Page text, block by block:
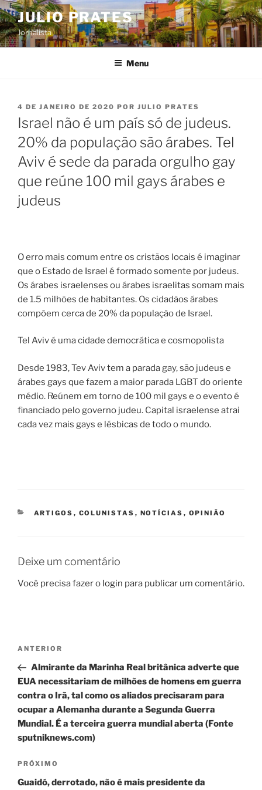
Pular
para
o
conteúdo
JULIO PRATES
Jornalista
Menu
PUBLICADO
EM
4 DE JANEIRO DE 2020 POR JULIO PRATES
Israel não é um país só de judeus.
20% da população são árabes. Tel
Aviv é sede da parada orgulho gay
que reúne 100 mil gays árabes e
judeus
O erro mais comum entre os cristãos locais é imaginar
que o Estado de Israel é formado somente por judeus.
Os árabes israelenses ou árabes israelitas somam mais
de 1.5 milhões de habitantes. Os cidadãos árabes
compõem cerca de 20% da população de Israel.
Tel Aviv é uma cidade democrática e cosmopolista
Desde 1983, Tev Aviv tem a parada gay, são judeus e
árabes gays que fazem a maior parada LGBT do oriente
médio. Reúnem em torno de 100 mil gays e o evento é
financiado pelo governo judeu. Capital israelense atrai
cada vez mais gays e lésbicas de todo o mundo.
CATEGORIAS
ARTIGOS , COLUNISTAS , NOTÍCIAS , OPINIÃO
Deixe um comentário
Você precisa fazer o login para publicar um comentário.
Navegação
Post
Post
anterior
ANTERIOR
Almirante da Marinha Real britânica adverte que
EUA necessitariam de milhões de homens em guerra
contra o Irã, tal como os aliados precisaram para
ocupar a Alemanha durante a Segunda Guerra
Mundial. É a terceira guerra mundial aberta (Fonte
sputniknews.com)
Próximo
post
PRÓXIMO
Guaidó, derrotado, não é mais presidente da